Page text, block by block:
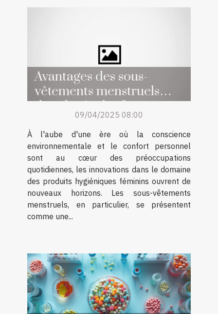
Avantages des sous-
vêtements menstruels
dans la vie des femmes
09/04/2025 08:00
À l'aube d'une ère où la conscience
environnementale et le confort personnel
sont au cœur des préoccupations
quotidiennes, les innovations dans le domaine
des produits hygiéniques féminins ouvrent de
nouveaux horizons. Les sous-vêtements
menstruels, en particulier, se présentent
comme une...